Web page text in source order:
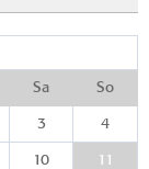
Sa So
3 4
10 11